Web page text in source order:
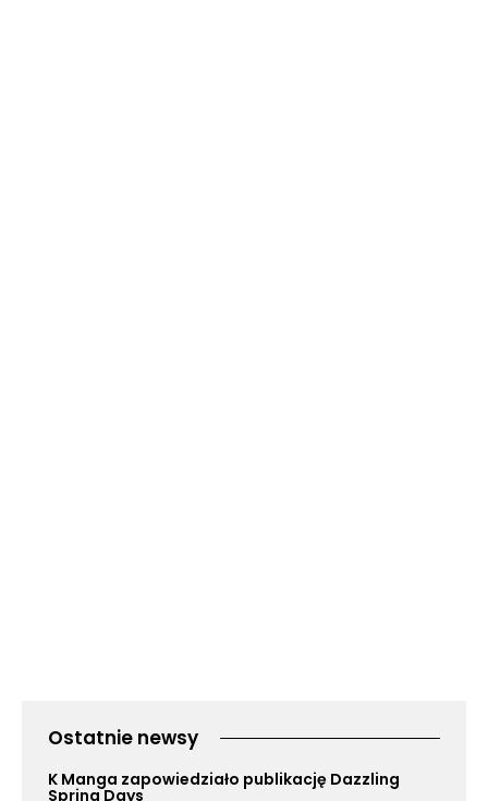
Ostatnie newsy
K Manga zapowiedziało publikację Dazzling
Spring Days